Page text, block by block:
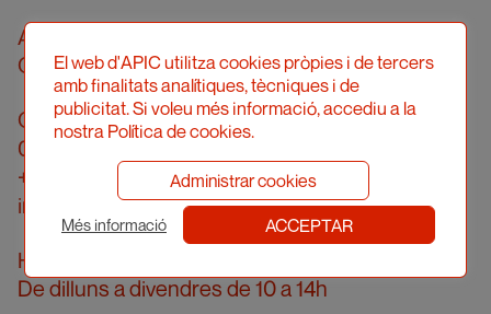
Associació Professional d’Il·lustradors de
Catalunya
Carrer Londres, 96, pral. 2a
08036 Barcelona
+34 934 161 474
info@apic.cat
Horari d’atenció telefònica
De dilluns a divendres de 10 a 14h
El web d'APIC utilitza cookies pròpies i de tercers
amb finalitats analítiques, tècniques i de
publicitat. Si voleu més informació, accediu a la
nostra Política de cookies.
Administrar cookies
Més informació ACCEPTAR